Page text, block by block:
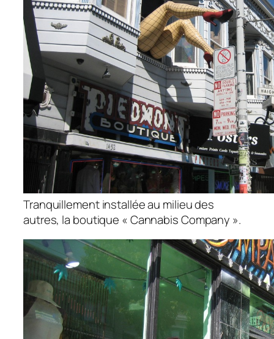
Tranquillement installée au milieu des
autres, la boutique « Cannabis Company ».